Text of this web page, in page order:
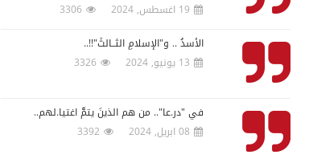
19 اغسطس, 2024
3306
الأسدُ .. و"الإسلامِ الثــالثُ"!!..
13 يونيو, 2024
3326
في "در.عا".. من هم الذينَ يتمُّ اغتيا.لُهم..
08 ابريل, 2024
3392